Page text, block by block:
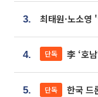
3.
4. 단독 李 ‘호남형
5. 단독 한국 드론기